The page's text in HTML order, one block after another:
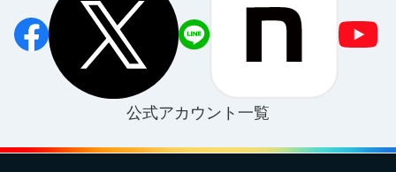
公式アカウント一覧